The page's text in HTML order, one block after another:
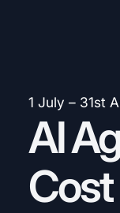
1 July – 31st
AI
Cost